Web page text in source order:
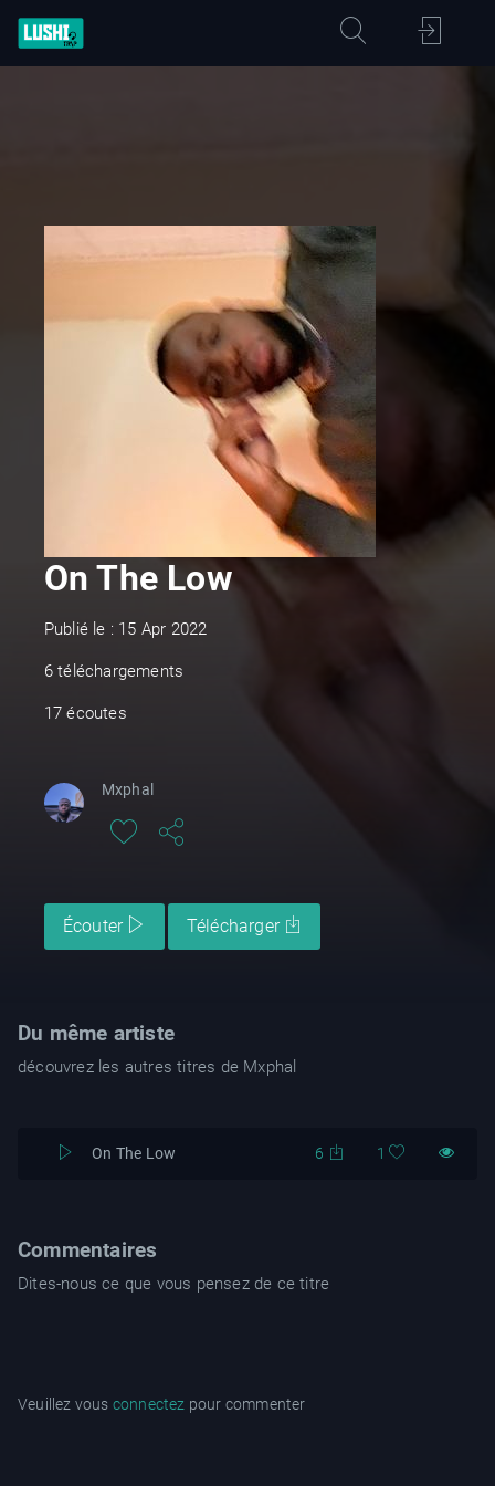
On The Low
Publié le : 15 Apr 2022
6 téléchargements
17 écoutes
Mxphal
Écouter Télécharger
Du même artiste
découvrez les autres titres de Mxphal
On The Low 6 1
Commentaires
Dites-nous ce que vous pensez de ce titre
Veuillez vous connectez pour commenter